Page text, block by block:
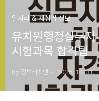
일자리 & 재취업 정보
유치원행정실무
시험과목 합격팁
by 정보캐치맨 2025. 12. 31.